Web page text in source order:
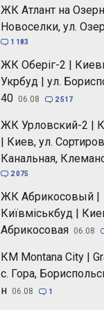
ЖК Атлант на
Новоселки, ул.
 1 183
ЖК Оберіг-2 |
Укрбуд | ул.
40 06.08  2 517
ЖК Урловский-2 |
| Киев, ул.
Канальная,
 2 075
ЖК Абрикосовый |
Київміськбуд |
Абрикосовая 06.08
КМ Montana City |
с. Гора,
н 06.08  1